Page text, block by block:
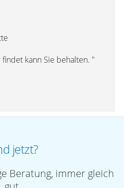
kann Sie behalten. "
jetzt?
Beratung, immer gleich